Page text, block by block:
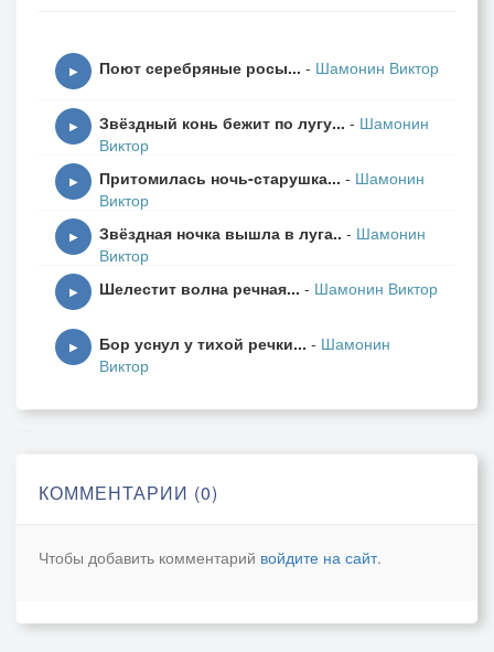
И зорька в помощь мне узоры вяжет,
И тихо музыка играет в поднебесье,
И скрипка тихий голос в небе подаёт.
И за рекою, где-то там, в подлесье,
Гармонь в тиши без устали поёт.
Цветёт черёмуха на дальнем берегу.
И я сижу в каком-то тайном ожиданье,
Вплетаю в травы солнечную пряжу,
И зорька в помощь мне узоры вяжет,
И тихо музыка играет в поднебесье,
▶ Поют серебряные росы... - Шамонин Виктор
▶ Звёздный конь бежит по лугу... - Шамонин
Виктор
▶ Притомилась ночь-старушка... - Шамонин
Виктор
▶ Звёздная ночка вышла в луга.. - Шамонин
Виктор
▶ Шелестит волна речная... - Шамонин Виктор
▶ Бор уснул у тихой речки... - Шамонин
Виктор
КОММЕНТАРИИ (0)
Чтобы добавить комментарий войдите на сайт.